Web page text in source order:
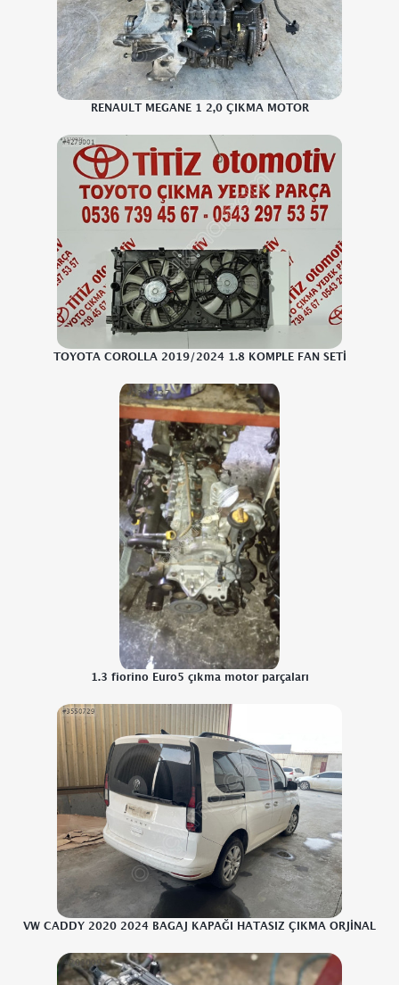
RENAULT MEGANE 1 2,0 ÇIKMA MOTOR
TOYOTA COROLLA 2019/2024 1.8 KOMPLE FAN SETİ
1.3 fiorino Euro5 çıkma motor parçaları
VW CADDY 2020 2024 BAGAJ KAPAĞI HATASIZ ÇIKMA ORJİNAL